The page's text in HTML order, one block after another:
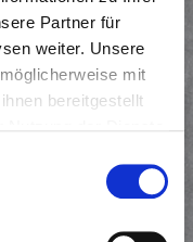
Partner für
weiter. Unsere
mit
bereitgestellt
Sie im Team von
auch selbst als
ausüben
der
nach §10